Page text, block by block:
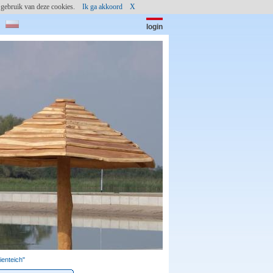
van deze cookies. Ik ga akkoord X
login